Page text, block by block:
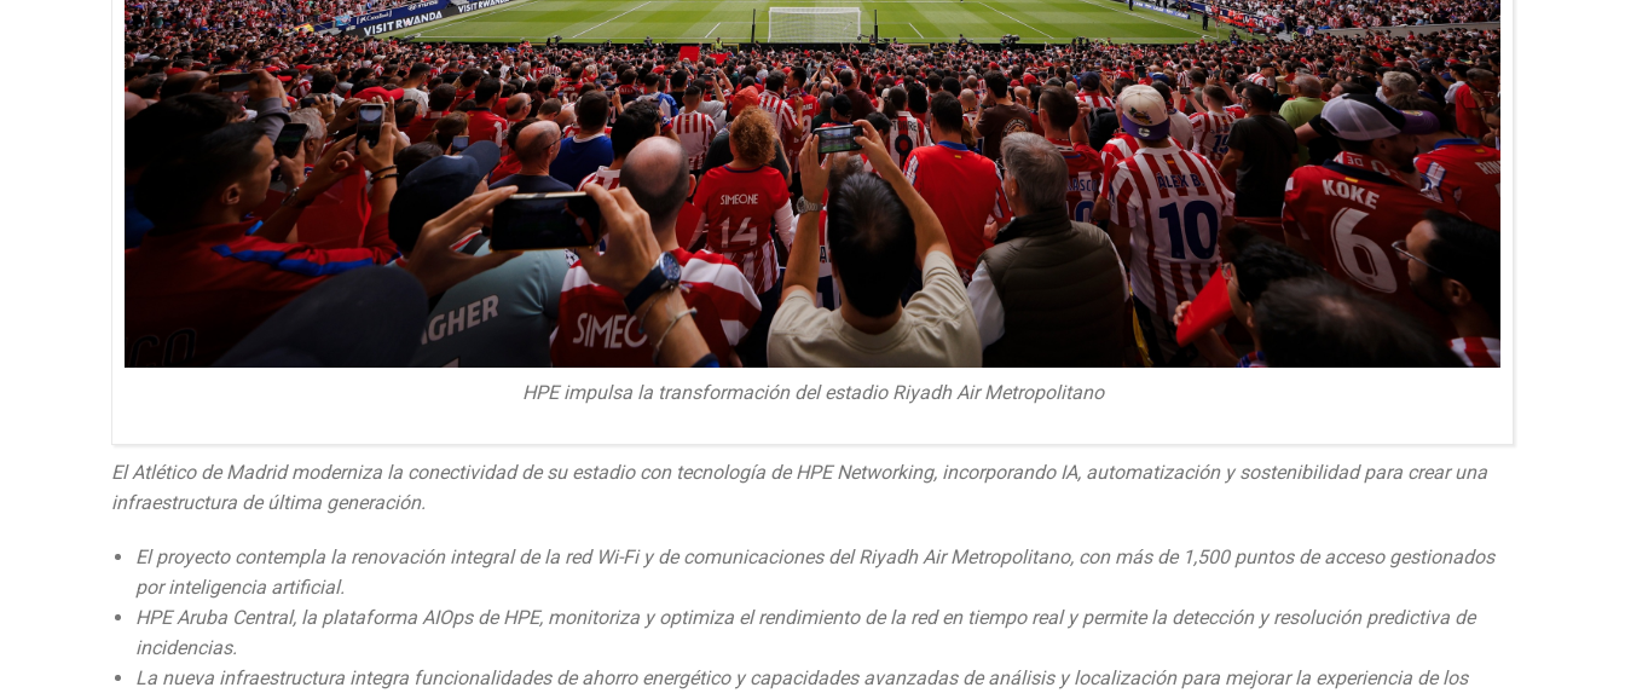
HPE impulsa la transformación del estadio Riyadh Air Metropolitano
El Atlético de Madrid moderniza la conectividad de su estadio con tecnología de HPE Networking, incorporando IA, automatización y sostenibilidad para crear una
infraestructura de última generación.
El proyecto contempla la renovación integral de la red Wi-Fi y de comunicaciones del Riyadh Air Metropolitano, con más de 1,500 puntos de acceso gestionados
por inteligencia artificial.
HPE Aruba Central, la plataforma AIOps de HPE, monitoriza y optimiza el rendimiento de la red en tiempo real y permite la detección y resolución predictiva de
incidencias.
La nueva infraestructura integra funcionalidades de ahorro energético y capacidades avanzadas de análisis y localización para mejorar la experiencia de los